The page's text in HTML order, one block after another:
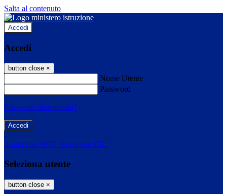
Salta al contenuto
Accedi
Accedi
button close ×
Nome Utente
Password
Password dimenticata?
-
Entra con SPID Entra con CIE
Seleziona utente
button close ×